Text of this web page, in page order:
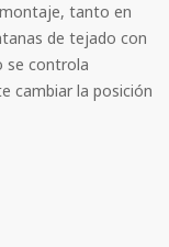
tanto en
de tejado con
se controla
cambiar la posición